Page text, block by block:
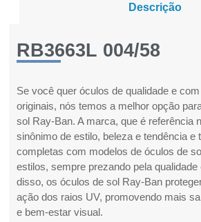
Descrição
RB3663L 004/58
Se você quer óculos de qualidade e
originais, nós temos a melhor opção
sol Ray-Ban. A marca, que é referência
sinônimo de estilo, beleza e tendência e
completas com modelos de óculos de
estilos, sempre prezando pela
disso, os óculos de sol Ray-Ban
ação dos raios UV, promovendo mais
e bem-estar visual.